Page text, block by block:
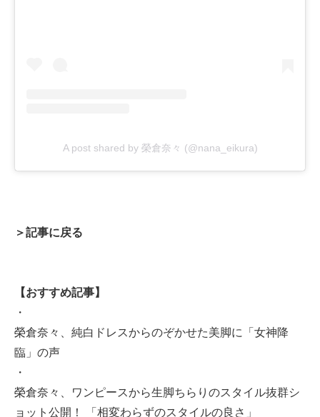
A post shared by 榮倉奈々 (@nana_eikura)
＞記事に戻る
【おすすめ記事】
・
榮倉奈々、純白ドレスからのぞかせた美脚に「女神降
臨」の声
・
榮倉奈々、ワンピースから生脚ちらりのスタイル抜群シ
ョット公開！ 「相変わらずのスタイルの良さ」